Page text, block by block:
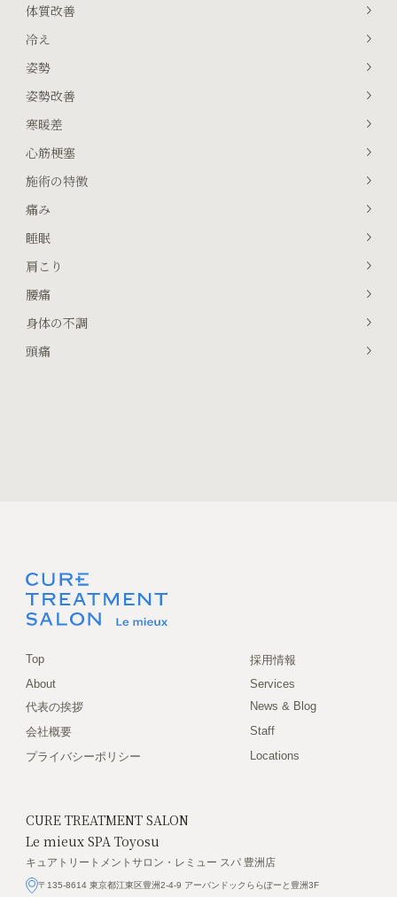
体質改善
冷え
姿勢
姿勢改善
寒暖差
心筋梗塞
施術の特徴
痛み
睡眠
肩こり
腰痛
身体の不調
頭痛
Top
採用情報
About
Services
代表の挨拶
News & Blog
会社概要
Staff
プライバシーポリシー
Locations
CURE TREATMENT SALON
Le mieux SPA Toyosu
キュアトリートメントサロン・レミュー スパ 豊洲店
〒135-8614 東京都江東区豊洲2-4-9 アーバンドックららぽーと豊洲3F